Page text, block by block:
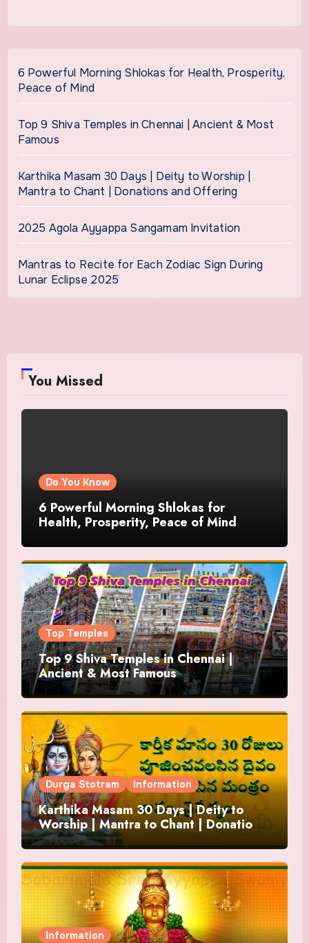
6 Powerful Morning Shlokas for Health, Prosperity,
Peace of Mind
Top 9 Shiva Temples in Chennai | Ancient & Most
Famous
Karthika Masam 30 Days | Deity to Worship |
Mantra to Chant | Donations and Offering
2025 Agola Ayyappa Sangamam Invitation
Mantras to Recite for Each Zodiac Sign During
Lunar Eclipse 2025
You Missed
Do You Know
6 Powerful Morning Shlokas for
Health, Prosperity, Peace of Mind
Top Temples
Top 9 Shiva Temples in Chennai |
Ancient & Most Famous
Durga Stotram Information
Karthika Masam 30 Days | Deity to
Worship | Mantra to Chant | Donations
and Offering
Information